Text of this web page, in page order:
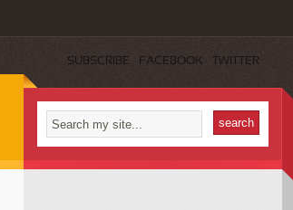
SUBSCRIBE FACEBOOK TWITTER